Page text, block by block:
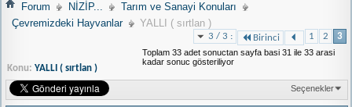
Forum NİZİP...
Tarım ve Sanayi Konuları
Çevremizdeki Hayvanlar
YALLI ( sırtlan )
3 / 3 : Birinci 1 2 3
Toplam 33 adet sonuctan sayfa basi 31 ile 33 arasi
kadar sonuc gösteriliyor
Konu: YALLI ( sırtlan )
Seçenekler